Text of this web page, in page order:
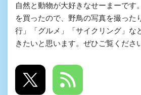
自然と動物が大好きなせーまーです
を買ったので、野鳥の写真を撮った
行」「グルメ」「サイクリング」な
きたいと思います。ぜひご覧くださ